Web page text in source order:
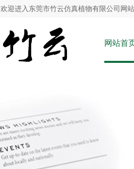
欢迎进入东莞市竹云仿真植物有限公司网站
网站首